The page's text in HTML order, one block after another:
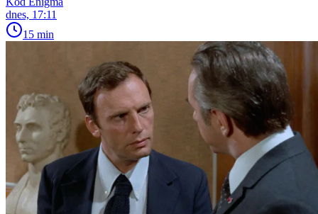
dnes, 17:11
15 min